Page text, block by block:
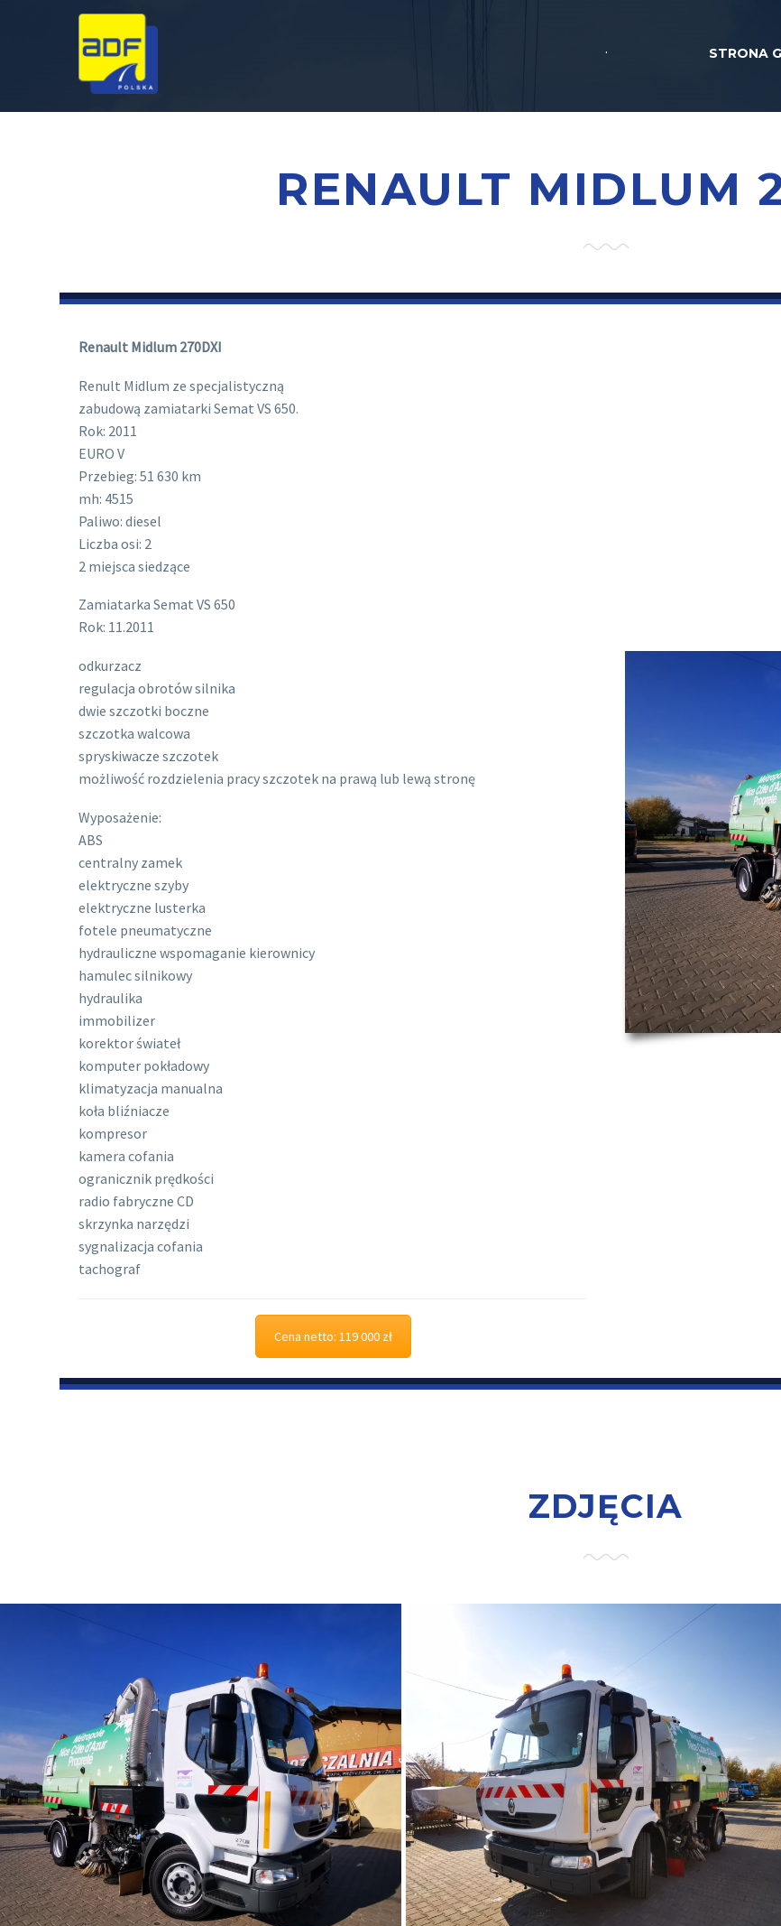
STRONA
.
RENAULT MIDLUM
Renault Midlum 270DXI
Renult Midlum ze specjalistyczną
zabudową zamiatarki Semat VS 650.
Rok: 2011
EURO V
Przebieg: 51 630 km
mh: 4515
Paliwo: diesel
Liczba osi: 2
2 miejsca siedzące
Zamiatarka Semat VS 650
Rok: 11.2011
odkurzacz
regulacja obrotów silnika
dwie szczotki boczne
szczotka walcowa
spryskiwacze szczotek
możliwość rozdzielenia pracy szczotek na prawą lub lewą stronę
Wyposażenie:
ABS
centralny zamek
elektryczne szyby
elektryczne lusterka
fotele pneumatyczne
hydrauliczne wspomaganie kierownicy
hamulec silnikowy
hydraulika
immobilizer
korektor świateł
komputer pokładowy
klimatyzacja manualna
koła bliźniacze
kompresor
kamera cofania
ogranicznik prędkości
radio fabryczne CD
skrzynka narzędzi
sygnalizacja cofania
tachograf
Cena netto: 119 000 zł
ZDJĘCIA